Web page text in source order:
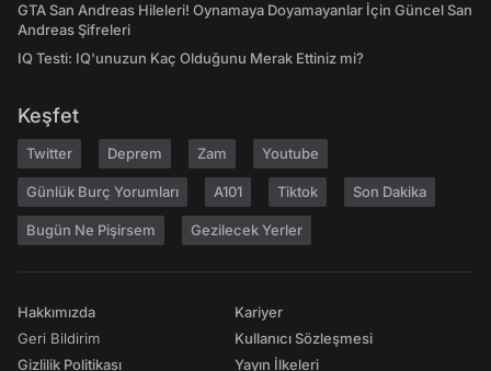
GTA San Andreas Hileleri! Oynamaya Doyamayanlar İçin Güncel San
Andreas Şifreleri
IQ Testi: IQ'unuzun Kaç Olduğunu Merak Ettiniz mi?
Keşfet
Twitter Deprem Zam Youtube
Günlük Burç Yorumları A101 Tiktok Son Dakika
Bugün Ne Pişirsem Gezilecek Yerler
Hakkımızda
Geri Bildirim
Gizlilik Politikası
Kariyer
Kullanıcı Sözleşmesi
Yayın İlkeleri